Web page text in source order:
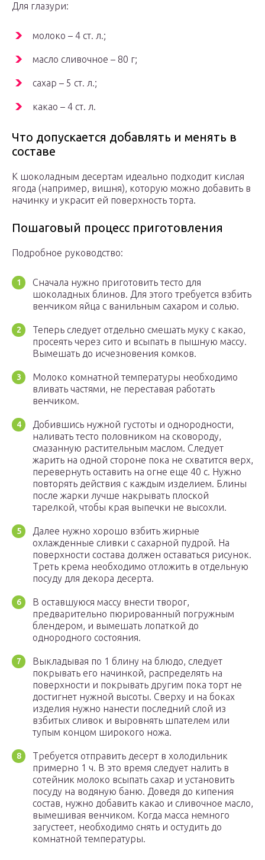
Для глазури:
молоко – 4 ст. л.;
масло сливочное – 80 г;
сахар – 5 ст. л.;
какао – 4 ст. л.
Что допускается добавлять и менять в
составе
К шоколадным десертам идеально подходит кислая
ягода (например, вишня), которую можно добавить в
начинку и украсит ей поверхность торта.
Пошаговый процесс приготовления
Подробное руководство:
Сначала нужно приготовить тесто для
шоколадных блинов. Для этого требуется взбить
венчиком яйца с ванильным сахаром и солью.
Теперь следует отдельно смешать муку с какао,
просеять через сито и всыпать в пышную массу.
Вымешать до исчезновения комков.
Молоко комнатной температуры необходимо
вливать частями, не переставая работать
венчиком.
Добившись нужной густоты и однородности,
наливать тесто половником на сковороду,
смазанную растительным маслом. Следует
жарить на одной стороне пока не схватится верх,
перевернуть оставить на огне еще 40 с. Нужно
повторять действия с каждым изделием. Блины
после жарки лучше накрывать плоской
тарелкой, чтобы края выпечки не высохли.
Далее нужно хорошо взбить жирные
охлажденные сливки с сахарной пудрой. На
поверхности состава должен оставаться рисунок.
Треть крема необходимо отложить в отдельную
посуду для декора десерта.
В оставшуюся массу внести творог,
предварительно пюрированный погружным
блендером, и вымешать лопаткой до
однородного состояния.
Выкладывая по 1 блину на блюдо, следует
покрывать его начинкой, распределять на
поверхности и покрывать другим пока торт не
достигнет нужной высоты. Сверху и на боках
изделия нужно нанести последний слой из
взбитых сливок и выровнять шпателем или
тупым концом широкого ножа.
Требуется отправить десерт в холодильник
примерно 1 ч. В это время следует налить в
сотейник молоко всыпать сахар и установить
посуду на водяную баню. Доведя до кипения
состав, нужно добавить какао и сливочное масло,
вымешивая венчиком. Когда масса немного
загустеет, необходимо снять и остудить до
комнатной температуры.